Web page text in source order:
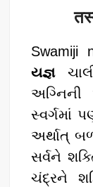
A
p
p
b
o
o
k
Swamiji
યજ્ઞ
અગ્નિની
સ્વર્ગમાં
અર્થાત્‌
સર્વને
ચંદ્રને